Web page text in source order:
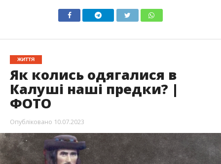
ЖИТТЯ
Як колись одягалися в
Калуші наші предки? |
ФОТО
Опубліковано 10.07.2023